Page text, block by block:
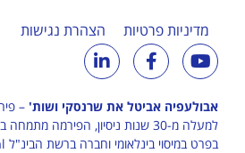
מדיניות פרטיות הצהרת נגישות
אבולעפיה אביטל את שרנסקי ושות' –
למעלה מ-30 שנות ניסיון, הפירמה מתמחה בכל תחומי ראיית החשבון,
בפרט במיסוי בינלאומי וחברה ברשת הבינ"ל